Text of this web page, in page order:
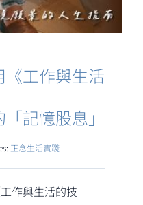
工作與生活
記憶股息」
正念生活實踐
作與生活的技